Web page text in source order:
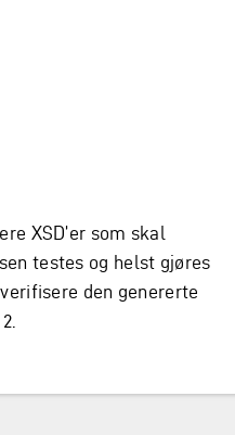
XSD’er som skal
testes og helst gjøres
den genererte